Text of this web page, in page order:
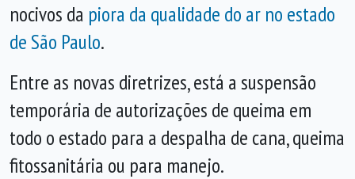
nocivos da piora da qualidade do ar no estado
de São Paulo.
Entre as novas diretrizes, está a suspensão
temporária de autorizações de queima em
todo o estado para a despalha de cana, queima
fitossanitária ou para manejo.